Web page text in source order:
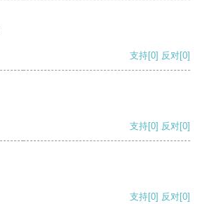
支持[0] 反对[0]
支持[0] 反对[0]
支持[0] 反对[0]